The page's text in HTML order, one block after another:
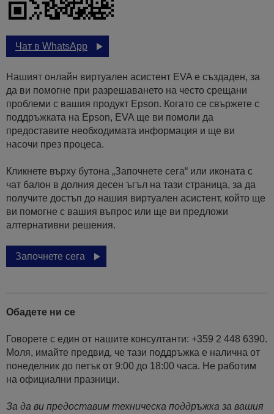
Чат в WhatsApp
Нашият онлайн виртуален асистент EVA е създаден, за
да ви помогне при разрешаването на често срещани
проблеми с вашия продукт Epson. Когато се свържете с
поддръжката на Epson, EVA ще ви помоли да
предоставите необходимата информация и ще ви
насочи през процеса.
Кликнете върху бутона „Започнете сега“ или иконата с
чат балон в долния десен ъгъл на тази страница, за да
получите достъп до нашия виртуален асистент, който ще
ви помогне с вашия въпрос или ще ви предложи
алтернативни решения.
Започнете сега
Обадете ни се
Говорете с един от нашите консултанти: +359 2 448 6390.
Моля, имайте предвид, че тази поддръжка е налична от
понеделник до петък от 9:00 до 18:00 часа. Не работим
на официални празници.
За да ви предоставим техническа поддръжка за вашия